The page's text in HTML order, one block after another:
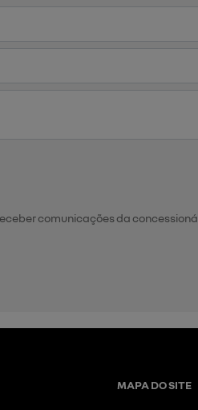
comunicações da
MAPA DO SITE